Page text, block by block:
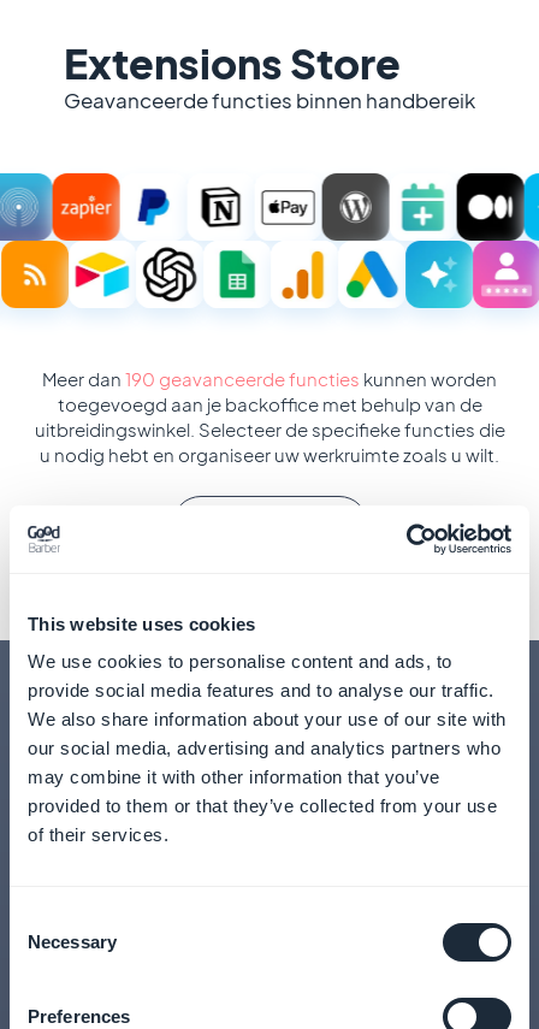
This website uses cookies
We use cookies to personalise content and ads, to
provide social media features and to analyse our traffic.
We also share information about your use of our site with
our social media, advertising and analytics partners who
may combine it with other information that you’ve
provided to them or that they’ve collected from your use
of their services.
Selection
Necessary
Preferences
Extensions Store
Geavanceerde functies binnen handbereik
Meer dan 190 geavanceerde functies kunnen worden
toegevoegd aan je backoffice met behulp van de
uitbreidingswinkel. Selecteer de specifieke functies die
u nodig hebt en organiseer uw werkruimte zoals u wilt.
De beste look voor
Prachtig ontwerp dankzij de beste codevrije
applicatiebouwer